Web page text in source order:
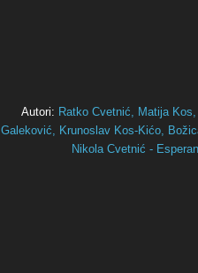
Autori: Ratko Cvetnić, Matija Kos,
Galeković, Krunoslav Kos-Kićo,
Nikola Cvetnić -